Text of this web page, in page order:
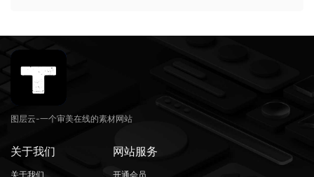
图层云-一个审美在线的素材网站
关于我们
关于我们
网站服务
开通会员